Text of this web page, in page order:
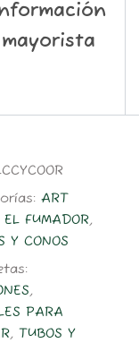
mayorista
ART
FUMADOR,
Y CONOS
,
PARA
,TUBOS Y